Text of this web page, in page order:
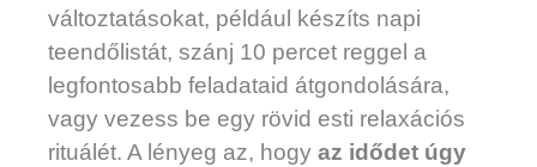
változtatásokat, például készíts napi
teendőlistát, szánj 10 percet reggel a
legfontosabb feladataid átgondolására,
vagy vezess be egy rövid esti relaxációs
rituálét. A lényeg az, hogy az idődet úgy